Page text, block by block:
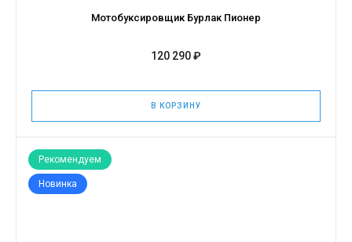
Мотобуксировщик Бурлак Пионер
120 290 ₽
В КОРЗИНУ
Рекомендуем
Новинка